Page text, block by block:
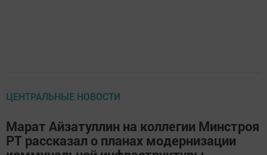
ЦЕНТРАЛЬНЫЕ НОВОСТИ
Марат Айзатуллин на коллегии Минстроя
РТ рассказал о планах модернизации